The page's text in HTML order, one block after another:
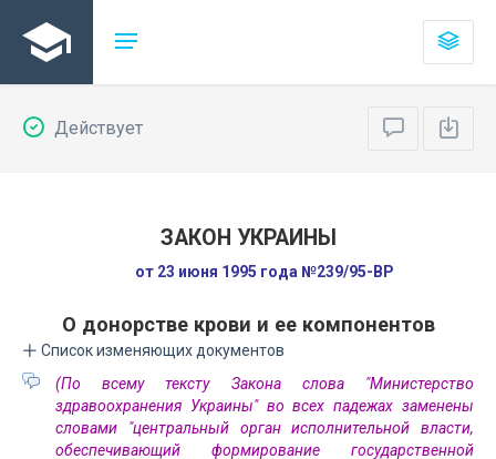
Действует
ЗАКОН УКРАИНЫ
от 23 июня 1995 года №239/95-ВР
О донорстве крови и ее компонентов
Список изменяющих документов
(По всему тексту Закона слова "Министерство
здравоохранения Украины" во всех падежах заменены
словами "центральный орган исполнительной власти,
обеспечивающий формирование государственной